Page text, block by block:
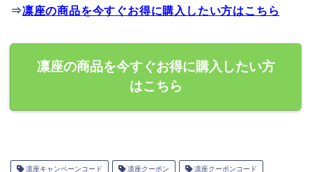
⇒凛座の商品を今すぐお得に購入したい方はこちら
凛座の商品を今すぐお得に購入したい方
はこちら
凛座キャンペーンコード 凛座クーポン 凛座クーポンコード